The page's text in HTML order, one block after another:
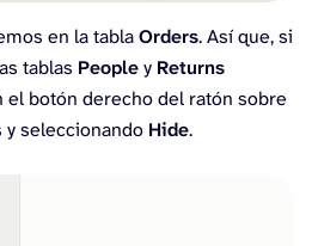
en la tablaOrders. Así que, si
tablas Peopley Returns
el botón derecho del ratón sobre
y seleccionando Hide.